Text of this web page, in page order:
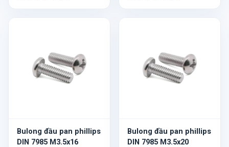
Bulong đầu pan phillips
DIN 7985 M3.5x16
Bulong đầu pan phillips
DIN 7985 M3.5x20